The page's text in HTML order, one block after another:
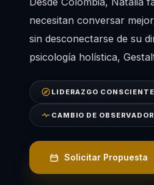
necesitan conversar
sin desconectarse de su
psicología holística,
LIDERAZGO CONSCIENTE
CAMBIO DE OBSERVADOR
Solicitar Propuesta